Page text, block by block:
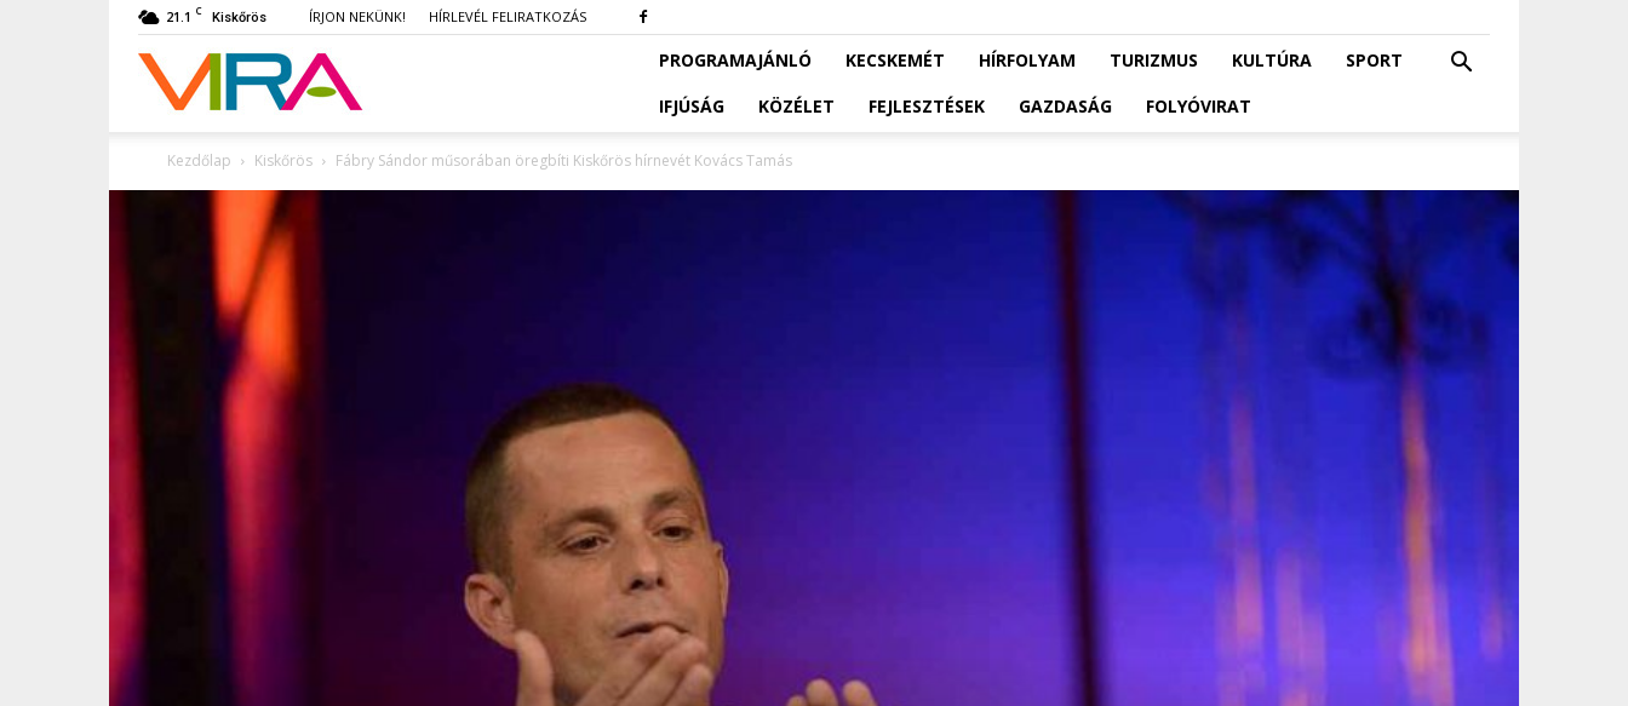
21.1 C Kiskőrös ÍRJON NEKÜNK! HÍRLEVÉL FELIRATKOZÁS
VIRA PROGRAMAJÁNLÓ KECSKEMÉT HÍRFOLYAM TURIZMUS KULTÚRA
SPORT
IFJÚSÁG
KÖZÉLET FEJLESZTÉSEK GAZDASÁG FOLYÓVIRAT
Kezdőlap Kiskőrös Fábry Sándor műsorában öregbíti Kiskőrös hírnevét Kovács Tamás